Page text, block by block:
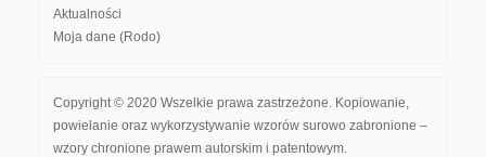
Aktualności
Moja dane (Rodo)
Copyright © 2020 Wszelkie prawa zastrzeżone. Kopiowanie,
powielanie oraz wykorzystywanie wzorów surowo zabronione –
wzory chronione prawem autorskim i patentowym.